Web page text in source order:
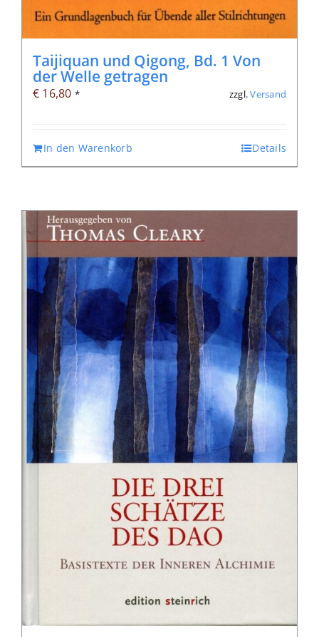
Taijiquan und Qigong, Bd. 1 Von
der Welle getragen
€ 16,80 * zzgl.Versand
In den Warenkorb Details